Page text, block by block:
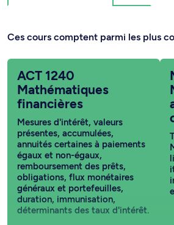
Ces cours comptent parmi les plus
ACT 1240
Mathématiques
financières
Mesures d'intérêt, valeurs
présentes, accumulées,
annuités certaines à paiements
égaux et non-égaux,
remboursement des prêts,
obligations, flux monétaires
généraux et portefeuilles,
duration, immunisation,
déterminants des taux d'intérêt.